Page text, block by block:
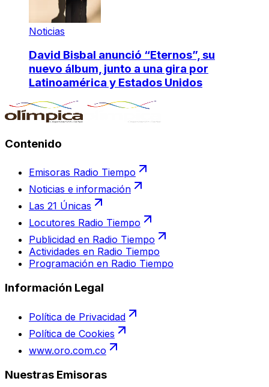
Noticias
David Bisbal anunció “Eternos”, su
nuevo álbum, junto a una gira por
Latinoamérica y Estados Unidos
Contenido
Emisoras Radio Tiempo
Noticias e información
Las 21 Únicas
Locutores Radio Tiempo
Publicidad en Radio Tiempo
Actividades en Radio Tiempo
Programación en Radio Tiempo
Información Legal
Política de Privacidad
Política de Cookies
www.oro.com.co
Nuestras Emisoras